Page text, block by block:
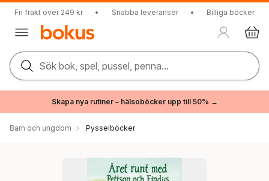
Fri frakt över 249 kr • Snabba leveranser • Billiga böcker
Sök bok, spel, pussel, penna...
Skapa nya rutiner – hälsoböcker upp till 50% →
Barn och ungdom Pysselböcker